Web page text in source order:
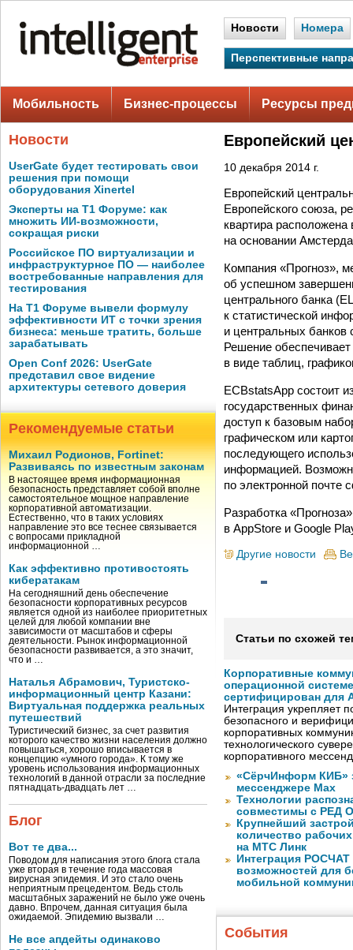
Новости Номера
Перспективные
Мобильность Бизнес-процессы Ресурсы
Новости
UserGate будет тестировать свои
решения при помощи
оборудования Xinertel
Эксперты на Т1 Форуме: как
множить ИИ-возможности,
сокращая риски
Российское ПО виртуализации и
инфраструктурное ПО — наиболее
востребованные направления для
тестирования
На Т1 Форуме вывели формулу
эффективности ИТ с точки зрения
бизнеса: меньше тратить, больше
зарабатывать
Open Conf 2026: UserGate
представил свое видение
архитектуры сетевого доверия
Рекомендуемые статьи
Михаил Родионов, Fortinet:
Развиваясь по известным законам
В настоящее время информационная
безопасность представляет собой вполне
самостоятельное мощное направление
корпоративной автоматизации.
Естественно, что в таких условиях
направление это все теснее связывается
с вопросами прикладной
информационной …
Как эффективно противостоять
кибератакам
На сегодняшний день обеспечение
безопасности корпоративных ресурсов
является одной из наиболее приоритетных
целей для любой компании вне
зависимости от масштабов и сферы
деятельности. Рынок информационной
безопасности развивается, а это значит,
что и …
Наталья Абрамович, Туристско-
информационный центр Казани:
Виртуальная поддержка реальных
путешествий
Туристический бизнес, за счет развития
которого качество жизни населения должно
повышаться, хорошо вписывается в
концепцию «умного города». К тому же
уровень использования информационных
технологий в данной отрасли за последние
пятнадцать-двадцать лет …
Блог
Вот те два...
Поводом для написания этого блога стала
уже вторая в течение года массовая
вирусная эпидемия. И это стало очень
неприятным прецедентом. Ведь столь
масштабных заражений не было уже очень
давно. Впрочем, данная ситуация была
ожидаемой. Эпидемию вызвали …
Не все апдейты одинаково
Европейский
10 декабря 2014 г.
Европейский
Европейского союза,
квартира
на основании
Компания «Прогноз»,
об успешном
центрального банка
к статистической
и центральных банков
Решение
в виде таблиц,
ECBstatsApp состоит
государственных
доступ к базовым
графическом или
последующего
информацией.
по электронной
Разработка
в AppStore и Google
Другие новости
Статьи по схожей
Корпоративные
операционной
сертифицирован для
Интеграция укрепляет
безопасного и
корпоративных
технологического
корпоративного
«СёрчИнформ КИБ»
мессенджере Max
Технологии
совместимы с РЕД
Крупнейший
количество
на МТС Линк
Интеграция
возможностей для
мобильной
События